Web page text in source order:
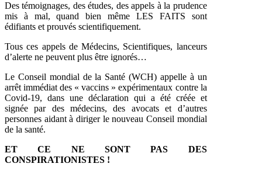
Des témoignages, des études, des appels à la prudence
mis à mal, quand bien même LES FAITS sont
édifiants et prouvés scientifiquement.
Tous ces appels de Médecins, Scientifiques, lanceurs
d’alerte ne peuvent plus être ignorés…
Le Conseil mondial de la Santé (WCH) appelle à un
arrêt immédiat des « vaccins » expérimentaux contre la
Covid-19, dans une déclaration qui a été créée et
signée par des médecins, des avocats et d’autres
personnes aidant à diriger le nouveau Conseil mondial
de la santé.
ET CE NE SONT PAS DES
CONSPIRATIONISTES !